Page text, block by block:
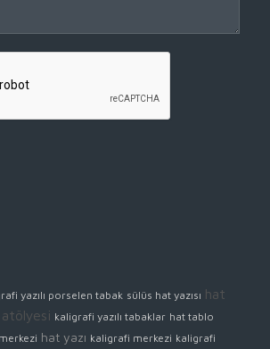
yazılı porselen tabak sülüs hat yazısı hat
atölyesi kaligrafi yazılı tabaklar hat tablo
hat yazı kaligrafi merkezi kaligrafi